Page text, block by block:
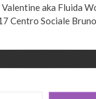
aka Fluida
Centro Sociale